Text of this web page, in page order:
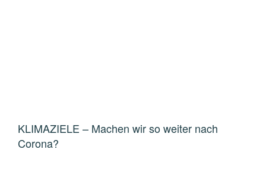
KLIMAZIELE – Machen wir so weiter nach
Corona?